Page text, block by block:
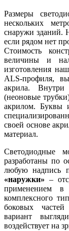
Размеры
нескольких
снаружи зданий.
если рядом нет
Стоимость
величины и
изготовления
ALS-профиля,
акрила. Внутри
(неоновые
акрилом. Буквы
своей основе
материал.
Светодиодные
разработаны по
любую надпись
«наружки» –
применением в
комплексного
боковых
вариант
воздействует на